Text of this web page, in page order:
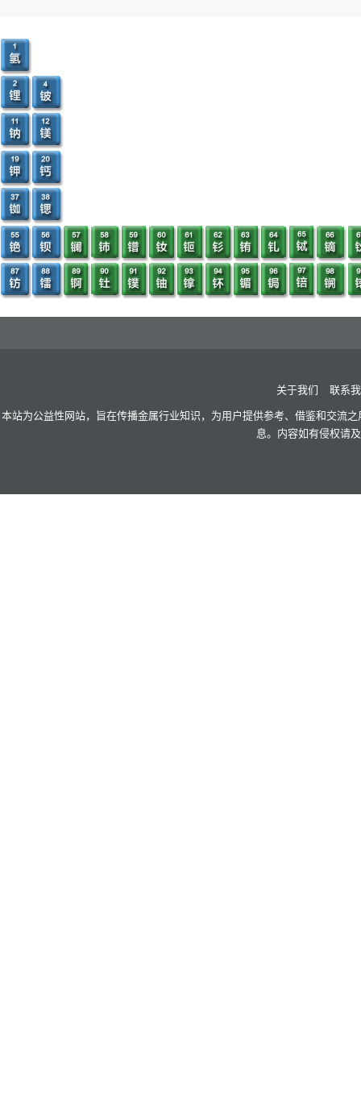
2.1.13 三部门：2023年延续新能源汽车免征车辆购置税政策 14
2.1.14 云南：以滇东南为重点 适度扩大铝土矿开采规模 14
2.1.15 山西：重点区域禁止新增钢铁、电解铝等品种产能 14
2.1.16 2023年1月1日起中国调整部分商品进出口关税 14
2.2 国际市场 14
2.2.1 几内亚铝土矿矿区工人罢工 14
2.2.2 韩国对涉华氢氧化铝启动反倾销立案调查 14
2.2.3 澳大利亚禁止向俄罗斯出口铝矿石及氧化铝 14
2.2.4 印度尼西亚吊销28家铝土矿开采许可证 14
2.2.5 印尼总统确认将停止铝土矿出口 14
2.2.6 马来西亚恢复铝土矿原矿出口 14
2.2.7 印度矿业联合会要求取消铝土矿出口关税 14
3.1 国内市场 14
关于我们 联系
本站为公益性网站，旨在传播金属行业知识，为用户提供参考、借鉴和交流
息。内容如有侵权请